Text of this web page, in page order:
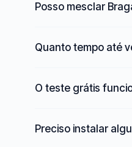
Posso mesclar
Quanto tempo até
O teste grátis
Preciso instalar